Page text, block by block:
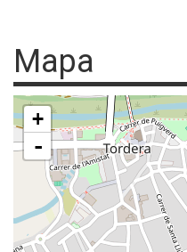
Mapa
+
-